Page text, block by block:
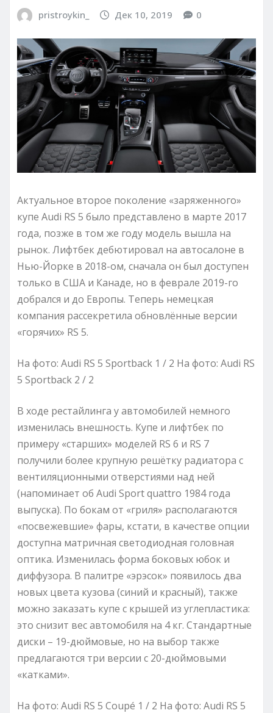
pristroykin_ Дек 10, 2019 0
Актуальное второе поколение «заряженного»
купе Audi RS 5 было представлено в марте 2017
года, позже в том же году модель вышла на
рынок. Лифтбек дебютировал на автосалоне в
Нью-Йорке в 2018-ом, сначала он был доступен
только в США и Канаде, но в феврале 2019-го
добрался и до Европы. Теперь немецкая
компания рассекретила обновлённые версии
«горячих» RS 5.
На фото: Audi RS 5 Sportback 1 / 2 На фото: Audi RS
5 Sportback 2 / 2
В ходе рестайлинга у автомобилей немного
изменилась внешность. Купе и лифтбек по
примеру «старших» моделей RS 6 и RS 7
получили более крупную решётку радиатора с
вентиляционными отверстиями над ней
(напоминает об Audi Sport quattro 1984 года
выпуска). По бокам от «гриля» располагаются
«посвежевшие» фары, кстати, в качестве опции
доступна матричная светодиодная головная
оптика. Изменилась форма боковых юбок и
диффузора. В палитре «эрэсок» появилось два
новых цвета кузова (синий и красный), также
можно заказать купе с крышей из углепластика:
это снизит вес автомобиля на 4 кг. Стандартные
диски – 19-дюймовые, но на выбор также
предлагаются три версии с 20-дюймовыми
«катками».
На фото: Audi RS 5 Coupé 1 / 2 На фото: Audi RS 5